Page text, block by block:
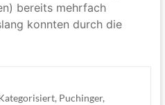
bereits mehrfach
konnten durch die
, Puchinger,